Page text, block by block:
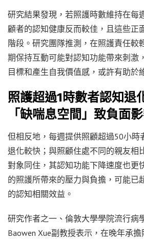
研究結果發現，若照護時數維持在每
顧者的認知健康反而較佳，且這些正
階段。研究團隊推測，在照護責任較
期保持互動可能對認知功能帶來刺激
目標和產生自我價值感，或許有助於
照護超過1時數者認知
「缺喘息空間」致負面
但相反地，每週提供照顧超過50小時
退化較快；與照顧住處不同的親友相
對象同住，其認知功能下降速度也更
的照護所帶來的壓力與負擔，可能已
的認知相關效益。
研究作者之一、倫敦大學學院流行病
Baowen Xue副教授表示，在晚年承